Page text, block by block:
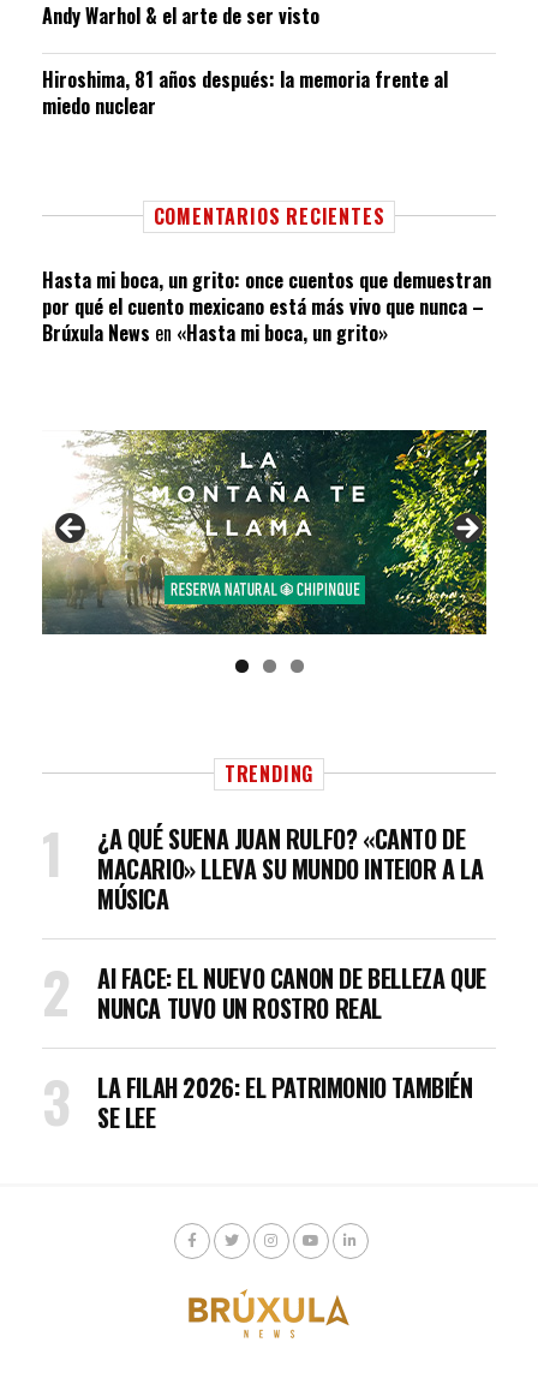
Andy Warhol & el arte de ser visto
Hiroshima, 81 años después: la memoria frente al
miedo nuclear
COMENTARIOS RECIENTES
Hasta mi boca, un grito: once cuentos que demuestran
por qué el cuento mexicano está más vivo que nunca –
Brúxula News en «Hasta mi boca, un grito»
TRENDING
¿A QUÉ SUENA JUAN RULFO? «CANTO DE
MACARIO» LLEVA SU MUNDO INTEIOR A LA
MÚSICA
AI FACE: EL NUEVO CANON DE BELLEZA QUE
NUNCA TUVO UN ROSTRO REAL
LA FILAH 2026: EL PATRIMONIO TAMBIÉN
SE LEE